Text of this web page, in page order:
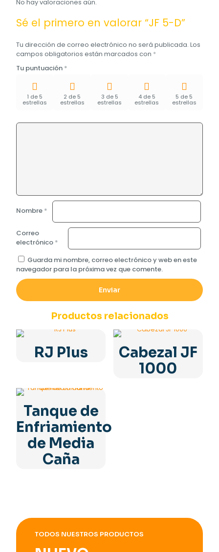
No hay valoraciones aún.
Sé el primero en valorar “JF 5-D”
Tu dirección de correo electrónico no será publicada. Los
campos obligatorios están marcados con *
Tu puntuación *
1 de 5
estrellas
2 de 5
estrellas
3 de 5
estrellas
4 de 5
estrellas
5 de 5
estrellas
Nombre *
Correo
electrónico *
Guarda mi nombre, correo electrónico y web en este
navegador para la próxima vez que comente.
Productos relacionados
RJ Plus
Cabezal JF
1000
Tanque de
Enfriamiento
de Media
Caña
TODOS NUESTROS PRODUCTOS